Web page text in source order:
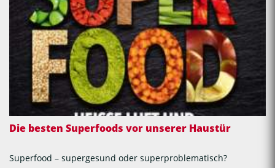
Die besten Superfoods vor unserer Haustür
Superfood – supergesund oder superproblematisch?